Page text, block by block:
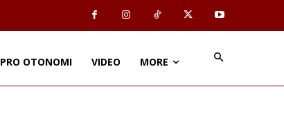
PRO OTONOMI VIDEO MORE